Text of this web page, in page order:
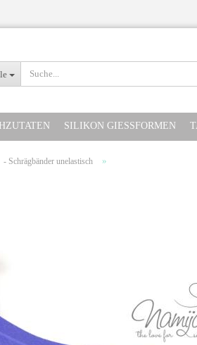
SILIKON GIESSFORMEN
- Schrägbänder unelastisch »